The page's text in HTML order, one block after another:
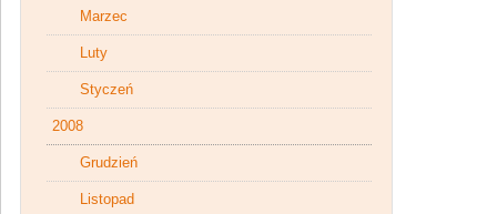
Marzec
Luty
Styczeń
2008
Grudzień
Listopad